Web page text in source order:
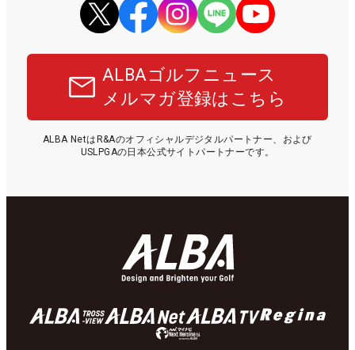
ALBAゴルフニュース
メルマガ登録はこちら
ALBA NetはR&Aのオフィシャルデジタルパートナー、および
USLPGAの日本公式サイトパートナーです。